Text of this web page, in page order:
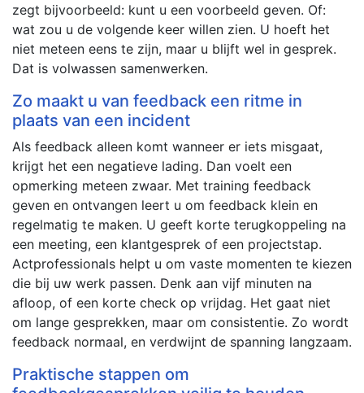
zegt bijvoorbeeld: kunt u een voorbeeld geven. Of:
wat zou u de volgende keer willen zien. U hoeft het
niet meteen eens te zijn, maar u blijft wel in gesprek.
Dat is volwassen samenwerken.
Zo maakt u van feedback een ritme in
plaats van een incident
Als feedback alleen komt wanneer er iets misgaat,
krijgt het een negatieve lading. Dan voelt een
opmerking meteen zwaar. Met training feedback
geven en ontvangen leert u om feedback klein en
regelmatig te maken. U geeft korte terugkoppeling na
een meeting, een klantgesprek of een projectstap.
Actprofessionals helpt u om vaste momenten te kiezen
die bij uw werk passen. Denk aan vijf minuten na
afloop, of een korte check op vrijdag. Het gaat niet
om lange gesprekken, maar om consistentie. Zo wordt
feedback normaal, en verdwijnt de spanning langzaam.
Praktische stappen om